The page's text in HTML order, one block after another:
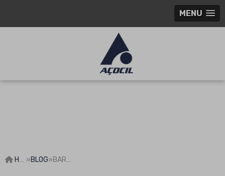
MENU
HOME »BLOG» BARRA SEXTAVADA: COMO ESCOLHER E UTILIZAR ESSE MATERIAL EM PROJETOS